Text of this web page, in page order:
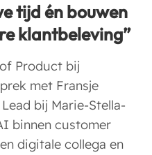
tijd én bouwen
klantbeleving”
Product bij
met Fransje
bij Marie-Stella-
binnen customer
digitale collega en